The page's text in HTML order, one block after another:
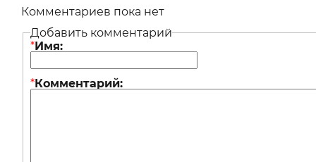
Комментариев пока нет
Добавить комментарий
* Имя:
* Комментарий: